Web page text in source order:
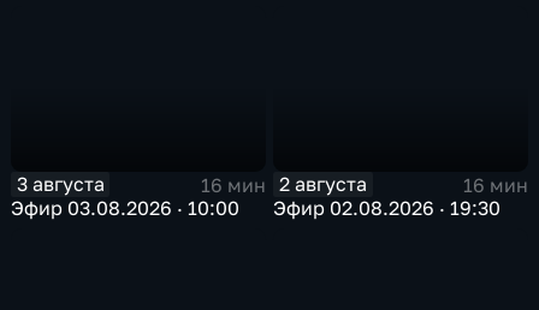
3 августа
16 мин
Эфир 03.08.2026 · 10:00
2 августа
16 мин
Эфир 02.08.2026 · 19:30